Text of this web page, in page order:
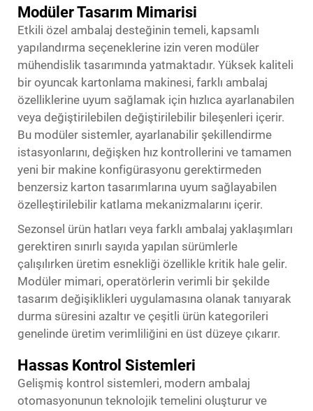
Modüler Tasarım Mimarisi
Etkili özel ambalaj desteğinin temeli, kapsamlı
yapılandırma seçeneklerine izin veren modüler
mühendislik tasarımında yatmaktadır. Yüksek kaliteli
bir oyuncak kartonlama makinesi, farklı ambalaj
özelliklerine uyum sağlamak için hızlıca ayarlanabilen
veya değiştirilebilen değiştirilebilir bileşenleri içerir.
Bu modüler sistemler, ayarlanabilir şekillendirme
istasyonlarını, değişken hız kontrollerini ve tamamen
yeni bir makine konfigürasyonu gerektirmeden
benzersiz karton tasarımlarına uyum sağlayabilen
özelleştirilebilir katlama mekanizmalarını içerir.
Sezonsel ürün hatları veya farklı ambalaj yaklaşımları
gerektiren sınırlı sayıda yapılan sürümlerle
çalışılırken üretim esnekliği özellikle kritik hale gelir.
Modüler mimari, operatörlerin verimli bir şekilde
tasarım değişiklikleri uygulamasına olanak tanıyarak
durma süresini azaltır ve çeşitli ürün kategorileri
genelinde üretim verimliliğini en üst düzeye çıkarır.
Hassas Kontrol Sistemleri
Gelişmiş kontrol sistemleri, modern ambalaj
otomasyonunun teknolojik temelini oluşturur ve